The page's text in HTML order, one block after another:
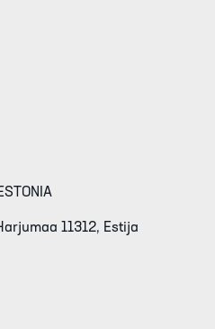
11312, Estija